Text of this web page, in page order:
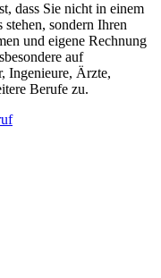
dass Sie nicht in einem
sondern Ihren
und eigene Rechnung
auf
Ingenieure, Ärzte,
Berufe zu.